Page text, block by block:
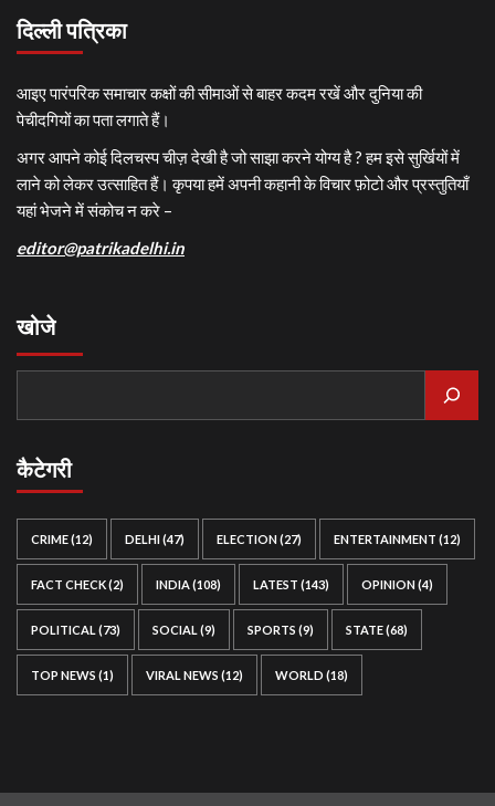
दिल्ली पत्रिका
आइए पारंपरिक समाचार कक्षों की सीमाओं से बाहर कदम रखें और दुनिया की
पेचीदगियों का पता लगाते हैं।
अगर आपने कोई दिलचस्प चीज़ देखी है जो साझा करने योग्य है ? हम इसे सुर्खियों में
लाने को लेकर उत्साहित हैं। कृपया हमें अपनी कहानी के विचार फ़ोटो और प्रस्तुतियाँ
यहां भेजने में संकोच न करे –
editor@patrikadelhi.in
खोजे
कैटेगरी
CRIME(12) DELHI(47) ELECTION(27) ENTERTAINMENT (12)
FACT CHECK(2) INDIA(108) LATEST (143) OPINION(4)
POLITICAL (73) SOCIAL (9) SPORTS (9) STATE(68)
TOP NEWS (1) VIRAL NEWS (12) WORLD (18)